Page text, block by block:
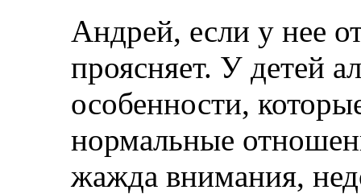
Андрей, если у нее
проясняет. У детей
особенности,
нормальные
жажда внимания,